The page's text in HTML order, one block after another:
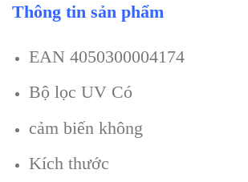
Thông tin sản phẩm
EAN 4050300004174
Bộ lọc UV Có
cảm biến không
Kích thước